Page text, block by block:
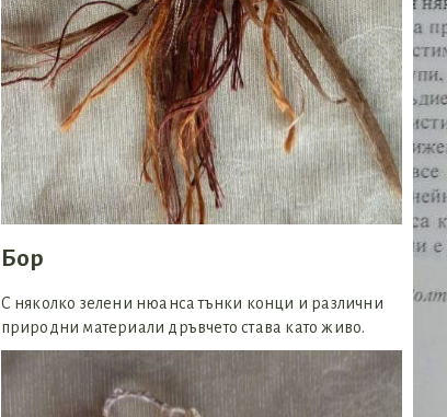
Бор
С няколко зелени нюанса тънки конци и различни
природни материали дръвчето става като живо.